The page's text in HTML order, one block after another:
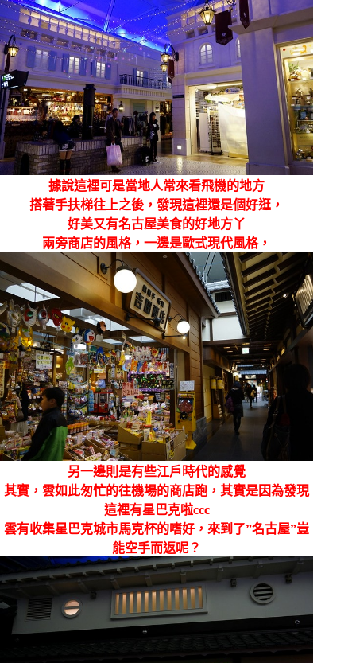
據說這裡可是當地人常來看飛機的地方
搭著手扶梯往上之後，發現這裡還是個好逛，
好美又有名古屋美食的好地方丫
兩旁商店的風格，一邊是歐式現代風格，
另一邊則是有些江戶時代的感覺
其實，雲如此匆忙的往機場的商店跑，其實是因為發現
這裡有星巴克啦ccc
雲有收集星巴克城市馬克杯的嗜好，來到了”名古屋”豈
能空手而返呢？